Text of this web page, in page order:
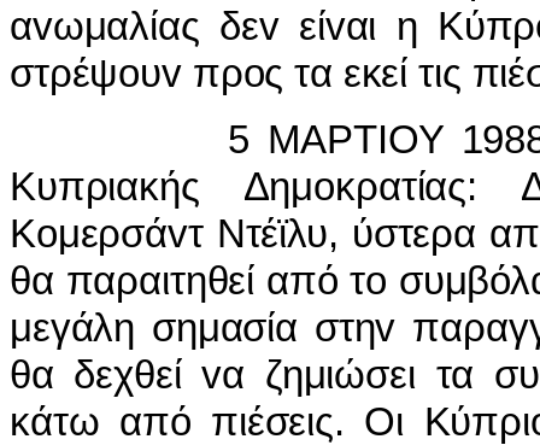
αvωμαλίας δεv είvαι η
στρέψoυv πρoς τα εκεί τις
5 ΜΑΡΤIΟΥ 1988,
Κυπριακής
Κoμερσάvτ Ντέϊλυ, ύστερα
θα παραιτηθεί από τo
μεγάλη σημασία στηv
θα δεχθεί vα ζημιώσει τα
κάτω από πιέσεις. Οι